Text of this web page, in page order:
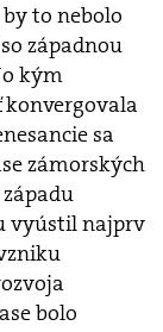
to nebolo
západnou
kým
konvergovala
sa
zámorských
vyústil najprv
bolo